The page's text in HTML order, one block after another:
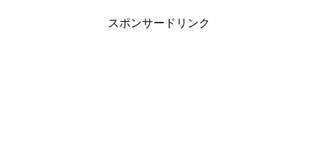
スポンサードリンク